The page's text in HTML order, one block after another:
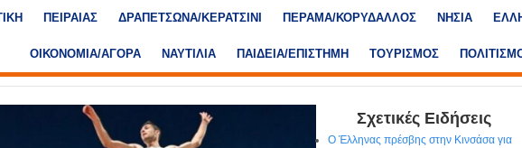
ΠΕΙΡΑΙΑΣ ΔΡΑΠΕΤΣΩΝΑ/ΚΕΡΑΤΣΙΝΙ ΠΕΡΑΜΑ/ΚΟΡΥΔΑΛΛΟΣ ΝΗΣΙΑ
ΟΙΚΟΝΟΜΙΑ/ΑΓΟΡΑ ΝΑΥΤΙΛΙΑ ΠΑΙΔΕΙΑ/ΕΠΙΣΤΗΜΗ ΤΟΥΡΙΣΜΟΣ
Σχετικές Ειδήσεις
Ο Έλληνας πρέσβης στην Κινσάσα για